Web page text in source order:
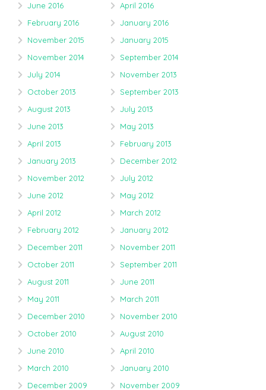
June 2016
April 2016
February 2016
January 2016
November 2015
January 2015
November 2014
September 2014
July 2014
November 2013
October 2013
September 2013
August 2013
July 2013
June 2013
May 2013
April 2013
February 2013
January 2013
December 2012
November 2012
July 2012
June 2012
May 2012
April 2012
March 2012
February 2012
January 2012
December 2011
November 2011
October 2011
September 2011
August 2011
June 2011
May 2011
March 2011
December 2010
November 2010
October 2010
August 2010
June 2010
April 2010
March 2010
January 2010
December 2009
November 2009